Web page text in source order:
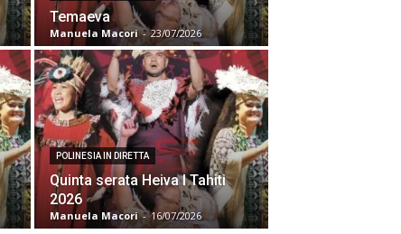
Temaeva
Manuela Macori - 23/07/2026
POLINESIA IN DIRETTA
Quinta serata Heiva I Tahiti
2026
Manuela Macori - 16/07/2026